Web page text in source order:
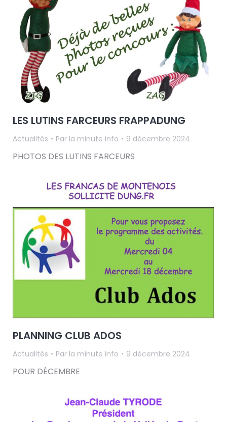
LES LUTINS FARCEURS FRAPPADUNG
Actualités Par la minute info 9 décembre 2024
PHOTOS DES LUTINS FARCEURS
PLANNING CLUB ADOS
Actualités Par la minute info 9 décembre 2024
POUR DÉCEMBRE